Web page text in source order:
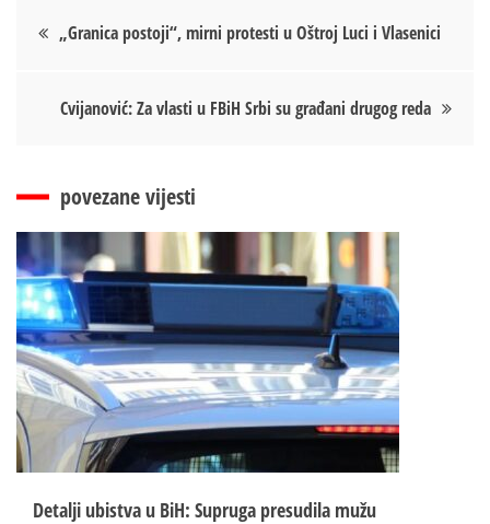
Кретање
„Granica postoji“, mirni protesti u Oštroj Luci i Vlasenici
Cvijanović: Za vlasti u FBiH Srbi su građani drugog reda
povezane vijesti
Detalji ubistva u BiH: Supruga presudila mužu